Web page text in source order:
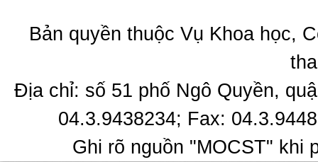
Bản quyền thuộc Vụ Khoa học,
Địa chỉ: số 51 phố Ngô Quyền,
04.3.9438234; Fax:
Ghi rõ nguồn "MOCST" khi